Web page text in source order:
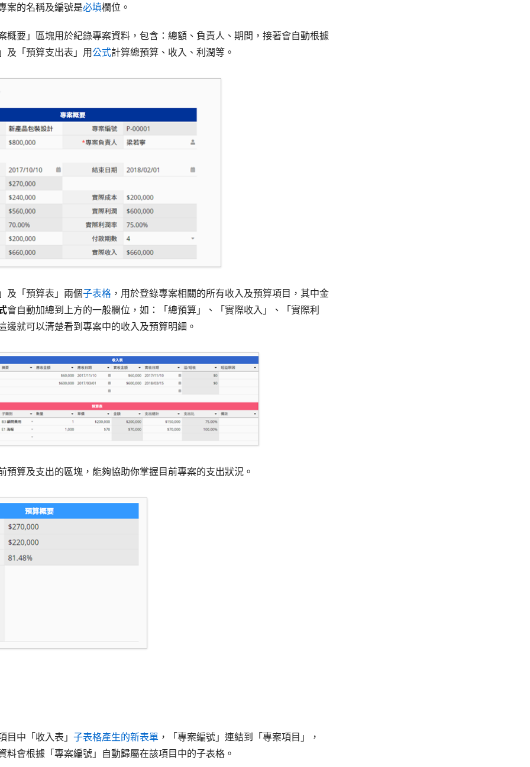
案的名稱及編號是必填欄位。
概要」區塊用於紀錄專案資料，包含：總額、負責人、期間，接著會自動根據
及「預算支出表」用公式計算總預算、收入、利潤等。
及「預算表」兩個子表格 ，用於登錄專案相關的所有收入及預算項目，其中金
會自動加總到上方的一般欄位，如：「總預算」、「實際收入」、「實際利
邊就可以清楚看到專案中的收入及預算明細。
預算及支出的區塊，能夠協助你掌握目前專案的支出狀況。
目中「收入表」 子表格產生的新表單 ，「專案編號」連結到「專案項目」，
料會根據「專案編號」自動歸屬在該項目中的子表格。